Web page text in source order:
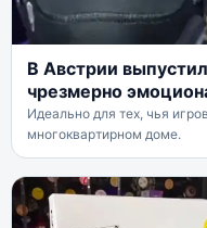
В Австрии
чрезмерно
Идеально для тех, чья
многоквартирном доме.